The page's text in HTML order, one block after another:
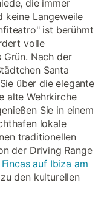
die immer
keine Langeweile
ist berühmt
volle
Nach der
Santa
über die elegante
alte Wehrkirche
Sie in einem
lokale
traditionellen
der Driving Range
Fincas auf Ibiza am
den kulturellen